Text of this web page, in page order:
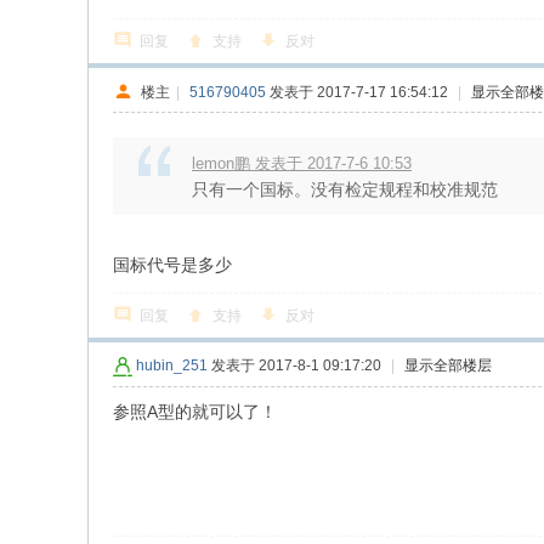
回复 支持 反对
楼主 | 516790405 发表于 2017-7-17 16:54:12 | 显示全部
lemon鹏 发表于 2017-7-6 10:53
只有一个国标。没有检定规程和校准规范
国标代号是多少
回复 支持 反对
hubin_251 发表于 2017-8-1 09:17:20 显示全部楼层
参照A型的就可以了！